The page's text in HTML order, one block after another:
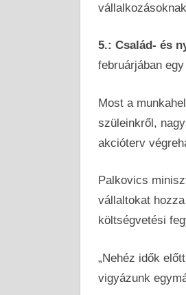
5.: Család- és
februárjában
Most a
szüleinkről,
akcióterv
Palkovics
vállaltokat
költségvetési
„Nehéz idők
vigyázunk